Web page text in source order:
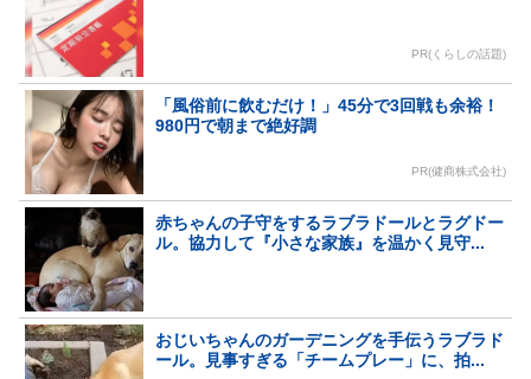
PR(くらしの話題)
「風俗前に飲むだけ！」45分で3回戦も余裕！
980円で朝まで絶好調
PR(健商株式会社)
赤ちゃんの子守をするラブラドールとラグドー
ル。協力して『小さな家族』を温かく見守...
おじいちゃんのガーデニングを手伝うラブラド
ール。見事すぎる「チームプレー」に、拍...